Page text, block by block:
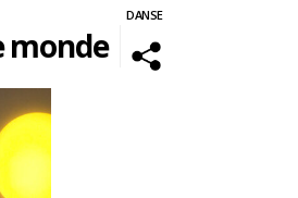
monde
DANSE